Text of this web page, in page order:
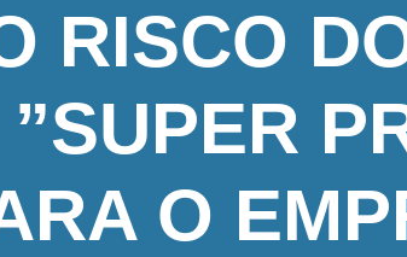
RISCO
”SUPER
O